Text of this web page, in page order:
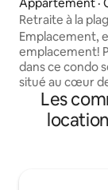
Retraite à la
Point
Emplacement,
emplacement!
dans ce condo
situé au cœur
d'un accès
de plats à
Les